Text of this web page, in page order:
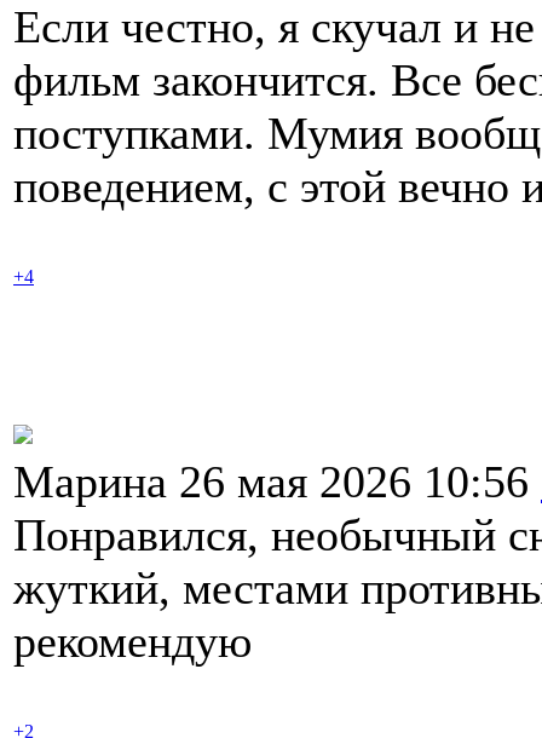
Если честно, я скучал и
фильм закончится. Все
поступками. Мумия
поведением, с этой вечно
+4
Марина 26 мая 2026 10:56
Понравился, необычный
жуткий, местами
рекомендую
+2